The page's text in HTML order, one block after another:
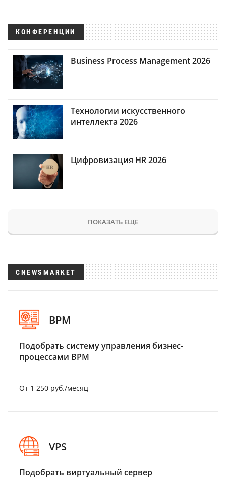
КОНФЕРЕНЦИИ
Business Process Management 2026
Технологии искусственного
интеллекта 2026
Цифровизация HR 2026
ПОКАЗАТЬ ЕЩЕ
CNEWSMARKET
BPM
Подобрать систему управления бизнес-
процессами BPM
От 1 250 руб./месяц
VPS
Подобрать виртуальный сервер